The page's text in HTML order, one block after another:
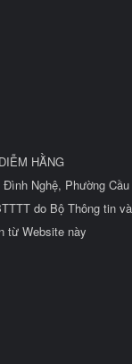
HẰNG
Nghệ, Phường
do Bộ Thông tin
từ Website này